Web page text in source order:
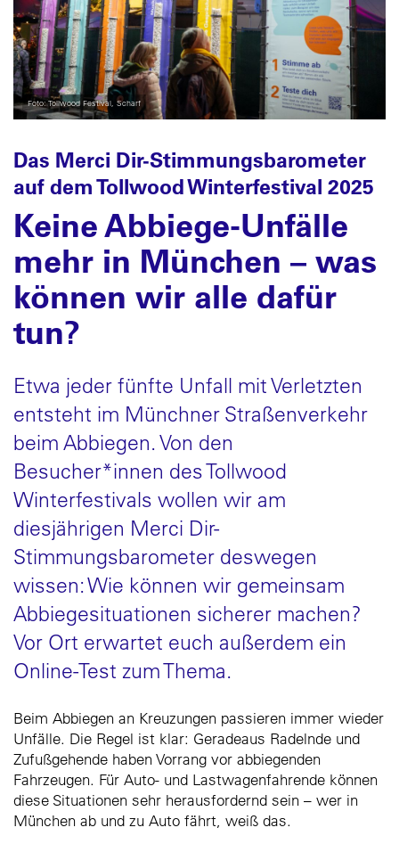
Foto: Tollwood Festival, Scharf
Das Merci Dir-Stimmungsbarometer
auf dem Tollwood Winterfestival 2025
Keine Abbiege-Unfälle
mehr in München – was
können wir alle dafür
tun?
Etwa jeder fünfte Unfall mit Verletzten
entsteht im Münchner Straßenverkehr
beim Abbiegen. Von den
Besucher*innen des Tollwood
Winterfestivals wollen wir am
diesjährigen Merci Dir-
Stimmungsbarometer deswegen
wissen: Wie können wir gemeinsam
Abbiegesituationen sicherer machen?
Vor Ort erwartet euch außerdem ein
Online-Test zum Thema.
Beim Abbiegen an Kreuzungen passieren immer wieder
Unfälle. Die Regel ist klar: Geradeaus Radelnde und
Zufußgehende haben Vorrang vor abbiegenden
Fahrzeugen. Für Auto- und Lastwagenfahrende können
diese Situationen sehr herausfordernd sein – wer in
München ab und zu Auto fährt, weiß das.